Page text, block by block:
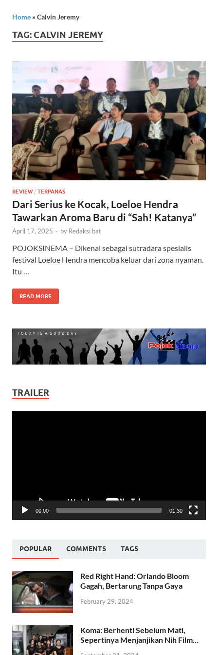
Home » Calvin Jeremy
TAG: CALVIN JEREMY
REVIEW / TERPANAS
Dari Serius ke Kocak, Loeloe Hendra
Tawarkan Aroma Baru di “Sah! Katanya”
April 17, 2025 - by Redaksi bat
POJOKSINEMA – Dikenal sebagai sutradara spesialis
festival Loeloe Hendra mencoba keluar dari zona nyaman.
Itu …
READ MORE
TRAILER
00:00 01:30
POPULAR COMMENTS TAGS
Red Right Hand: Orlando Bloom
Gagah, Bertarung Tanpa Gaya
February 29, 2024
Koma: Berhenti Sebelum Mati,
Sepertinya Menjanjikan Nih Film…